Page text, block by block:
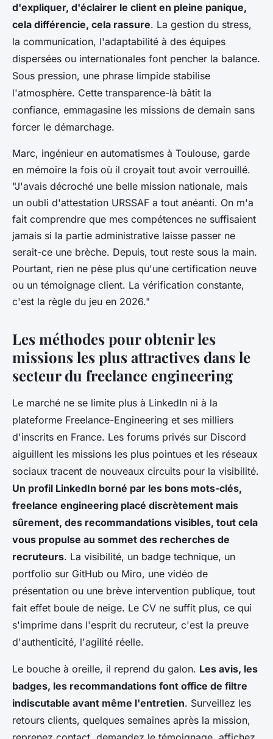
d'expliquer, d'éclairer le client en pleine panique,
cela différencie, cela rassure. La gestion du stress,
la communication, l'adaptabilité à des équipes
dispersées ou internationales font pencher la balance.
Sous pression, une phrase limpide stabilise
l'atmosphère. Cette transparence-là bâtit la
confiance, emmagasine les missions de demain sans
forcer le démarchage.
Marc, ingénieur en automatismes à Toulouse, garde
en mémoire la fois où il croyait tout avoir verrouillé.
"J'avais décroché une belle mission nationale, mais
un oubli d'attestation URSSAF a tout anéanti. On m'a
fait comprendre que mes compétences ne suffisaient
jamais si la partie administrative laisse passer ne
serait-ce une brèche. Depuis, tout reste sous la main.
Pourtant, rien ne pèse plus qu'une certification neuve
ou un témoignage client. La vérification constante,
c'est la règle du jeu en 2026."
Les méthodes pour obtenir les
missions les plus attractives dans le
secteur du freelance engineering
Le marché ne se limite plus à LinkedIn ni à la
plateforme Freelance-Engineering et ses milliers
d'inscrits en France. Les forums privés sur Discord
aiguillent les missions les plus pointues et les réseaux
sociaux tracent de nouveaux circuits pour la visibilité.
Un profil LinkedIn borné par les bons mots-clés,
freelance engineering placé discrètement mais
sûrement, des recommandations visibles, tout cela
vous propulse au sommet des recherches de
recruteurs. La visibilité, un badge technique, un
portfolio sur GitHub ou Miro, une vidéo de
présentation ou une brève intervention publique, tout
fait effet boule de neige. Le CV ne suffit plus, ce qui
s'imprime dans l'esprit du recruteur, c'est la preuve
d'authenticité, l'agilité réelle.
Le bouche à oreille, il reprend du galon. Les avis, les
badges, les recommandations font office de filtre
indiscutable avant même l'entretien. Surveillez les
retours clients, quelques semaines après la mission,